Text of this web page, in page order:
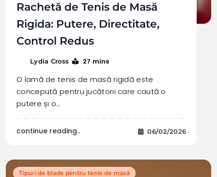
Rachetă de Tenis de Masă
Rigida: Putere, Directitate,
Control Redus
Lydia Cross 27 mins
O lamă de tenis de masă rigidă este
concepută pentru jucătorii care caută o
putere și o…
continue reading.. 06/02/2026
Tipuri de blade pentru tenis de masă